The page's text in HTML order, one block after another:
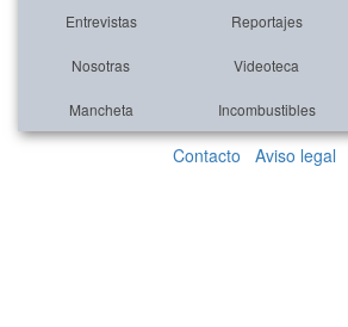
Entrevistas Reportajes
Nosotras Videoteca
Mancheta Incombustibles
Contacto Aviso legal